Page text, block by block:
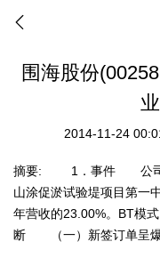
围海股份
2014-11-24
摘要:
1．事件 公司11
山涂促淤试验堤项目第一
年营收的23.00%。BT模
断 （一）新签订单呈爆